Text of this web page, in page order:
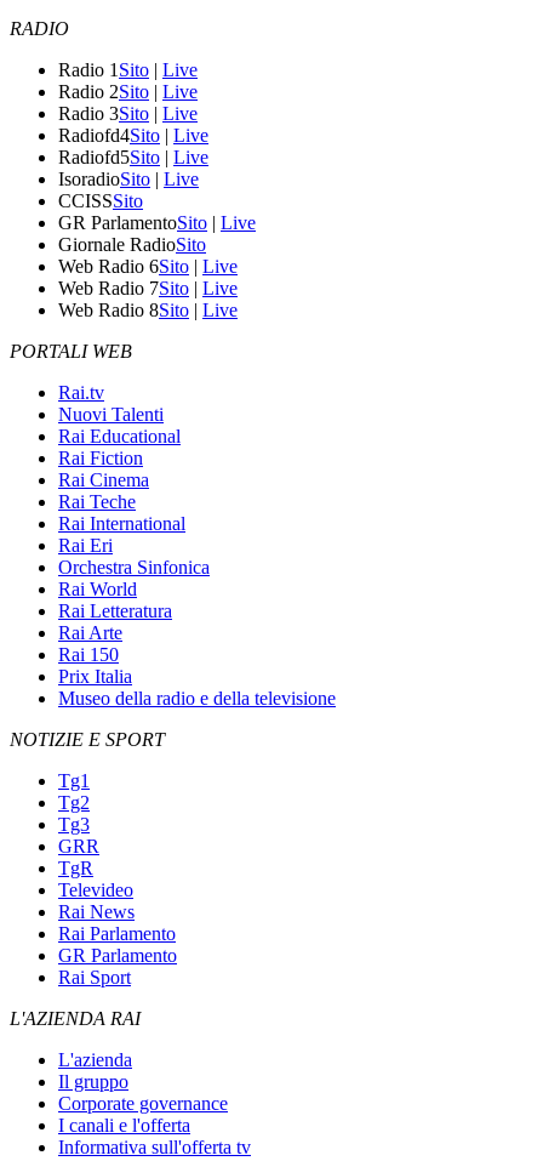
RADIO
Radio 1 Sito | Live
Radio 2Sito | Live
Radio 3Sito | Live
Radiofd4Sito | Live
Radiofd5Sito | Live
IsoradioSito | Live
CCISSSito
GR ParlamentoSito | Live
Giornale RadioSito
Web Radio 6Sito | Live
Web Radio 7Sito | Live
Web Radio 8Sito | Live
PORTALI WEB
Rai.tv
Nuovi Talenti
Rai Educational
Rai Fiction
Rai Cinema
Rai Teche
Rai International
Rai Eri
Orchestra Sinfonica
Rai World
Rai Letteratura
Rai Arte
Rai 150
Prix Italia
Museo della radio e della televisione
NOTIZIE E SPORT
Tg1
Tg2
Tg3
GRR
TgR
Televideo
Rai News
Rai Parlamento
GR Parlamento
Rai Sport
L'AZIENDA RAI
L'azienda
Il gruppo
Corporate governance
I canali e l'offerta
Informativa sull'offerta tv